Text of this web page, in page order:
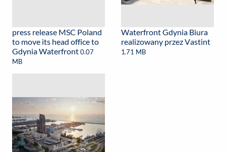
press release MSC Poland
to move its head office to
Gdynia Waterfront0.07
MB
Waterfront Gdynia Biura
realizowany przez Vastint
1.71 MB